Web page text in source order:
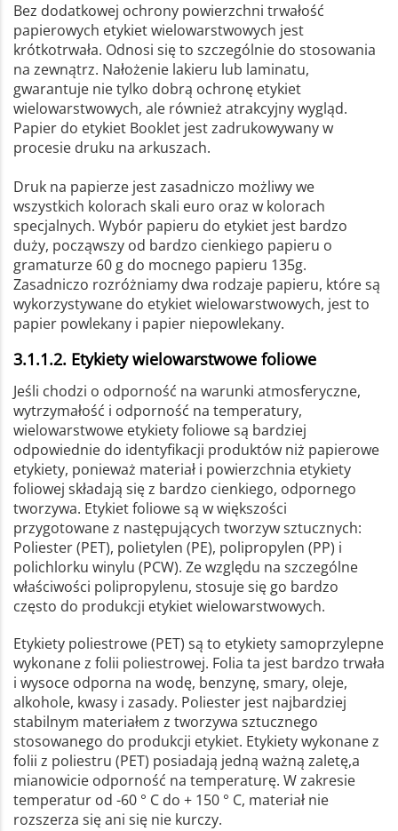
Bez dodatkowej ochrony powierzchni trwałość
papierowych etykiet wielowarstwowych jest
krótkotrwała. Odnosi się to szczególnie do stosowania
na zewnątrz. Nałożenie lakieru lub laminatu,
gwarantuje nie tylko dobrą ochronę etykiet
wielowarstwowych, ale również atrakcyjny wygląd.
Papier do etykiet Booklet jest zadrukowywany w
procesie druku na arkuszach.
Druk na papierze jest zasadniczo możliwy we
wszystkich kolorach skali euro oraz w kolorach
specjalnych. Wybór papieru do etykiet jest bardzo
duży, począwszy od bardzo cienkiego papieru o
gramaturze 60 g do mocnego papieru 135g.
Zasadniczo rozróżniamy dwa rodzaje papieru, które są
wykorzystywane do etykiet wielowarstwowych, jest to
papier powlekany i papier niepowlekany.
3.1.1.2. Etykiety wielowarstwowe foliowe
Jeśli chodzi o odporność na warunki atmosferyczne,
wytrzymałość i odporność na temperatury,
wielowarstwowe etykiety foliowe są bardziej
odpowiednie do identyfikacji produktów niż papierowe
etykiety, ponieważ materiał i powierzchnia etykiety
foliowej składają się z bardzo cienkiego, odpornego
tworzywa. Etykiet foliowe są w większości
przygotowane z następujących tworzyw sztucznych:
Poliester (PET), polietylen (PE), polipropylen (PP) i
polichlorku winylu (PCW). Ze względu na szczególne
właściwości polipropylenu, stosuje się go bardzo
często do produkcji etykiet wielowarstwowych.
Etykiety poliestrowe (PET) są to etykiety samoprzylepne
wykonane z folii poliestrowej. Folia ta jest bardzo trwała
i wysoce odporna na wodę, benzynę, smary, oleje,
alkohole, kwasy i zasady. Poliester jest najbardziej
stabilnym materiałem z tworzywa sztucznego
stosowanego do produkcji etykiet. Etykiety wykonane z
folii z poliestru (PET) posiadają jedną ważną zaletę,a
mianowicie odporność na temperaturę. W zakresie
temperatur od -60 ° C do + 150 ° C, materiał nie
rozszerza się ani się nie kurczy.